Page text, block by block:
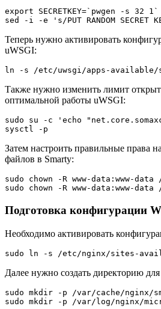
export SECRETKEY=`pwgen -s 32 1`
sed -i -e 's/PUT RANDOM
Теперь нужно активировать
uWSGI:
ln -s /etc/uwsgi/apps-available/
Также нужно изменить лимит
оптимальной работы uWSGI:
sudo su -c 'echo
sysctl -p
Затем настроить правильные права
файлов в Smarty:
sudo chown -R www-data:www-
sudo chown -R www-data:www-
Подготовка конфигурации
Необходимо активировать
sudo ln -s /etc/nginx/sites-
Далее нужно создать директорию
sudo mkdir -p /var/cache/nginx/
sudo mkdir -p /var/log/nginx/